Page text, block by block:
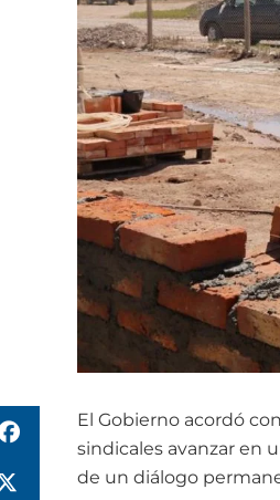
El Gobierno acordó
sindicales avanzar en
de un diálogo